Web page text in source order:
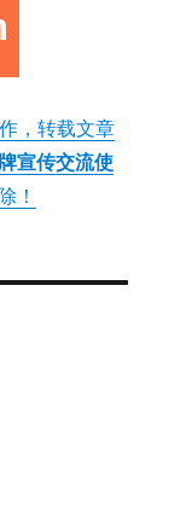
，转载文章
宣传交流使
！